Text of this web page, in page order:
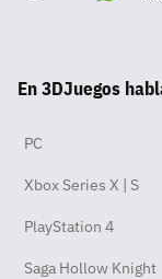
pp
En 3DJuegos
PC
Xbox Series X | S
PlayStation 4
Saga Hollow Knight